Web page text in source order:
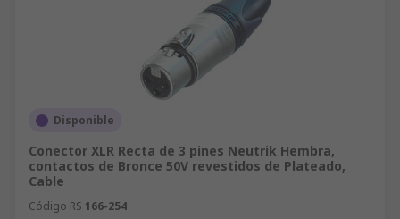
Disponible
Conector XLR Recta de 3 pines Neutrik Hembra,
contactos de Bronce 50V revestidos de Plateado,
Cable
Código RS 166-254